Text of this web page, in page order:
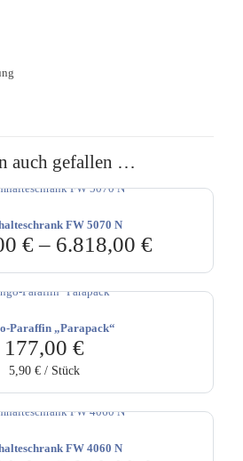
auch gefallen …
FW 5070 N
€– 6.818,00 €
Paraffin „Parapack“
177,00 €
5,90 € / Stück
FW 4060 N